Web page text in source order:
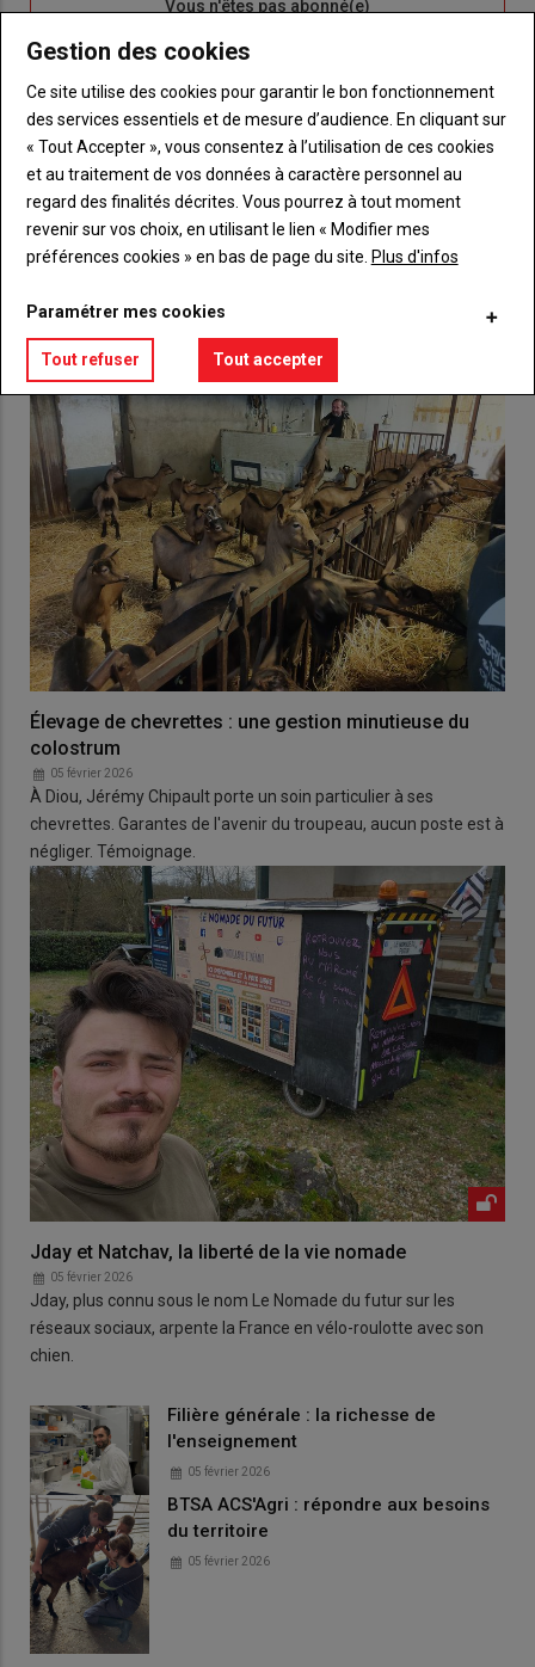
Vous n'êtes pas abonné(e)
BodyChoisissez votre formule et créez votre
compte pour accéder à tout {nom-site}.
Lien Créez un compte
Élevage de chevrettes : une gestion minutieuse du
colostrum
05 février 2026
À Diou, Jérémy Chipault porte un soin particulier à ses
chevrettes. Garantes de l'avenir du troupeau, aucun poste est à
négliger. Témoignage.
Jday et Natchav, la liberté de la vie nomade
05 février 2026
Jday, plus connu sous le nom Le Nomade du futur sur les
réseaux sociaux, arpente la France en vélo-roulotte avec son
chien.
Filière générale : la richesse de
l'enseignement
05 février 2026
BTSA ACS'Agri : répondre aux besoins
du territoire
05 février 2026
Gestion des cookies
Ce site utilise des cookies pour garantir le bon fonctionnement
des services essentiels et de mesure d’audience. En cliquant sur
« Tout Accepter », vous consentez à l’utilisation de ces cookies
et au traitement de vos données à caractère personnel au
regard des finalités décrites. Vous pourrez à tout moment
revenir sur vos choix, en utilisant le lien « Modifier mes
préférences cookies » en bas de page du site. Plus d'infos
Paramétrer mes cookies
Tout refuser Tout accepter